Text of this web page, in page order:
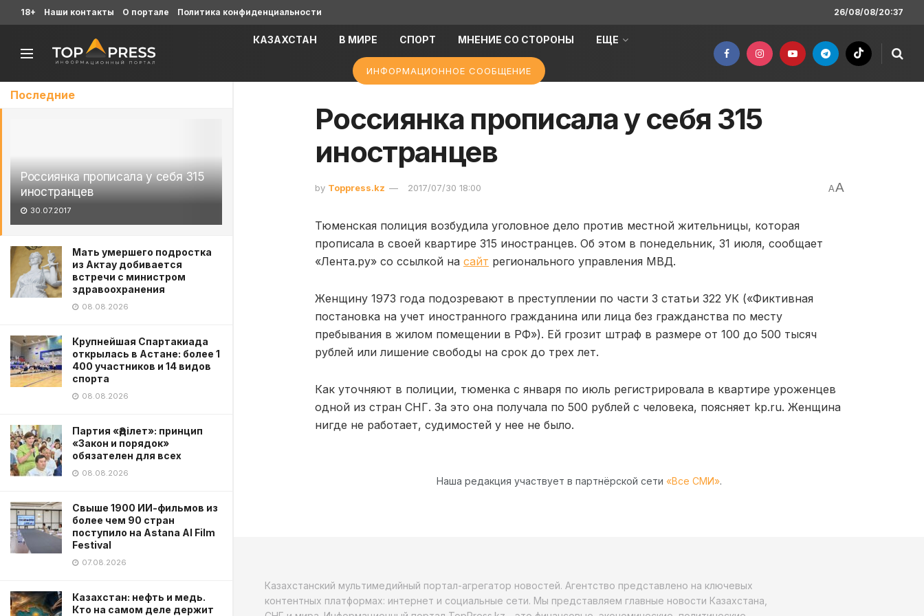
Последние
Россиянка прописала у себя 315
иностранцев
30.07.2017
Мать умершего подростка
из Актау добивается
встречи с министром
здравоохранения
08.08.2026
Крупнейшая Спартакиада
открылась в Астане: более 1
400 участников и 14 видов
спорта
08.08.2026
Партия «Әділет»: принцип
«Закон и порядок»
обязателен для всех
08.08.2026
Свыше 1900 ИИ-фильмов из
более чем 90 стран
поступило на Astana AI Film
Festival
07.08.2026
Казахстан: нефть и медь.
Кто на самом деле держит
18+ Наши контакты О портале Политика конфиденциальности 26/08/08/20:37
КАЗАХСТАН В МИРЕ СПОРТ МНЕНИЕ СО СТОРОНЫ ЕЩЕ
ИНФОРМАЦИОННОЕ СООБЩЕНИЕ
Россиянка прописала у себя 315
иностранцев
by Toppress.kz 2017/07/30 18:00 AA
Тюменская полиция возбудила уголовное дело против местной жительницы, которая
прописала в своей квартире 315 иностранцев. Об этом в понедельник, 31 июля, сообщает
«Лента.ру» со ссылкой на сайт регионального управления МВД.
Женщину 1973 года подозревают в преступлении по части 3 статьи 322 УК («Фиктивная
постановка на учет иностранного гражданина или лица без гражданства по месту
пребывания в жилом помещении в РФ»). Ей грозит штраф в размере от 100 до 500 тысяч
рублей или лишение свободы на срок до трех лет.
Как уточняют в полиции, тюменка с января по июль регистрировала в квартире уроженцев
одной из стран СНГ. За это она получала по 500 рублей с человека, поясняет kp.ru. Женщина
нигде не работает, судимостей у нее не было.
Наша редакция участвует в партнёрской сети «Все СМИ».
Казахстанский мультимедийный портал-агрегатор новостей. Агентство представлено на ключевых
контентных платформах: интернет и социальные сети. Мы представляем главные новости Казахстана,